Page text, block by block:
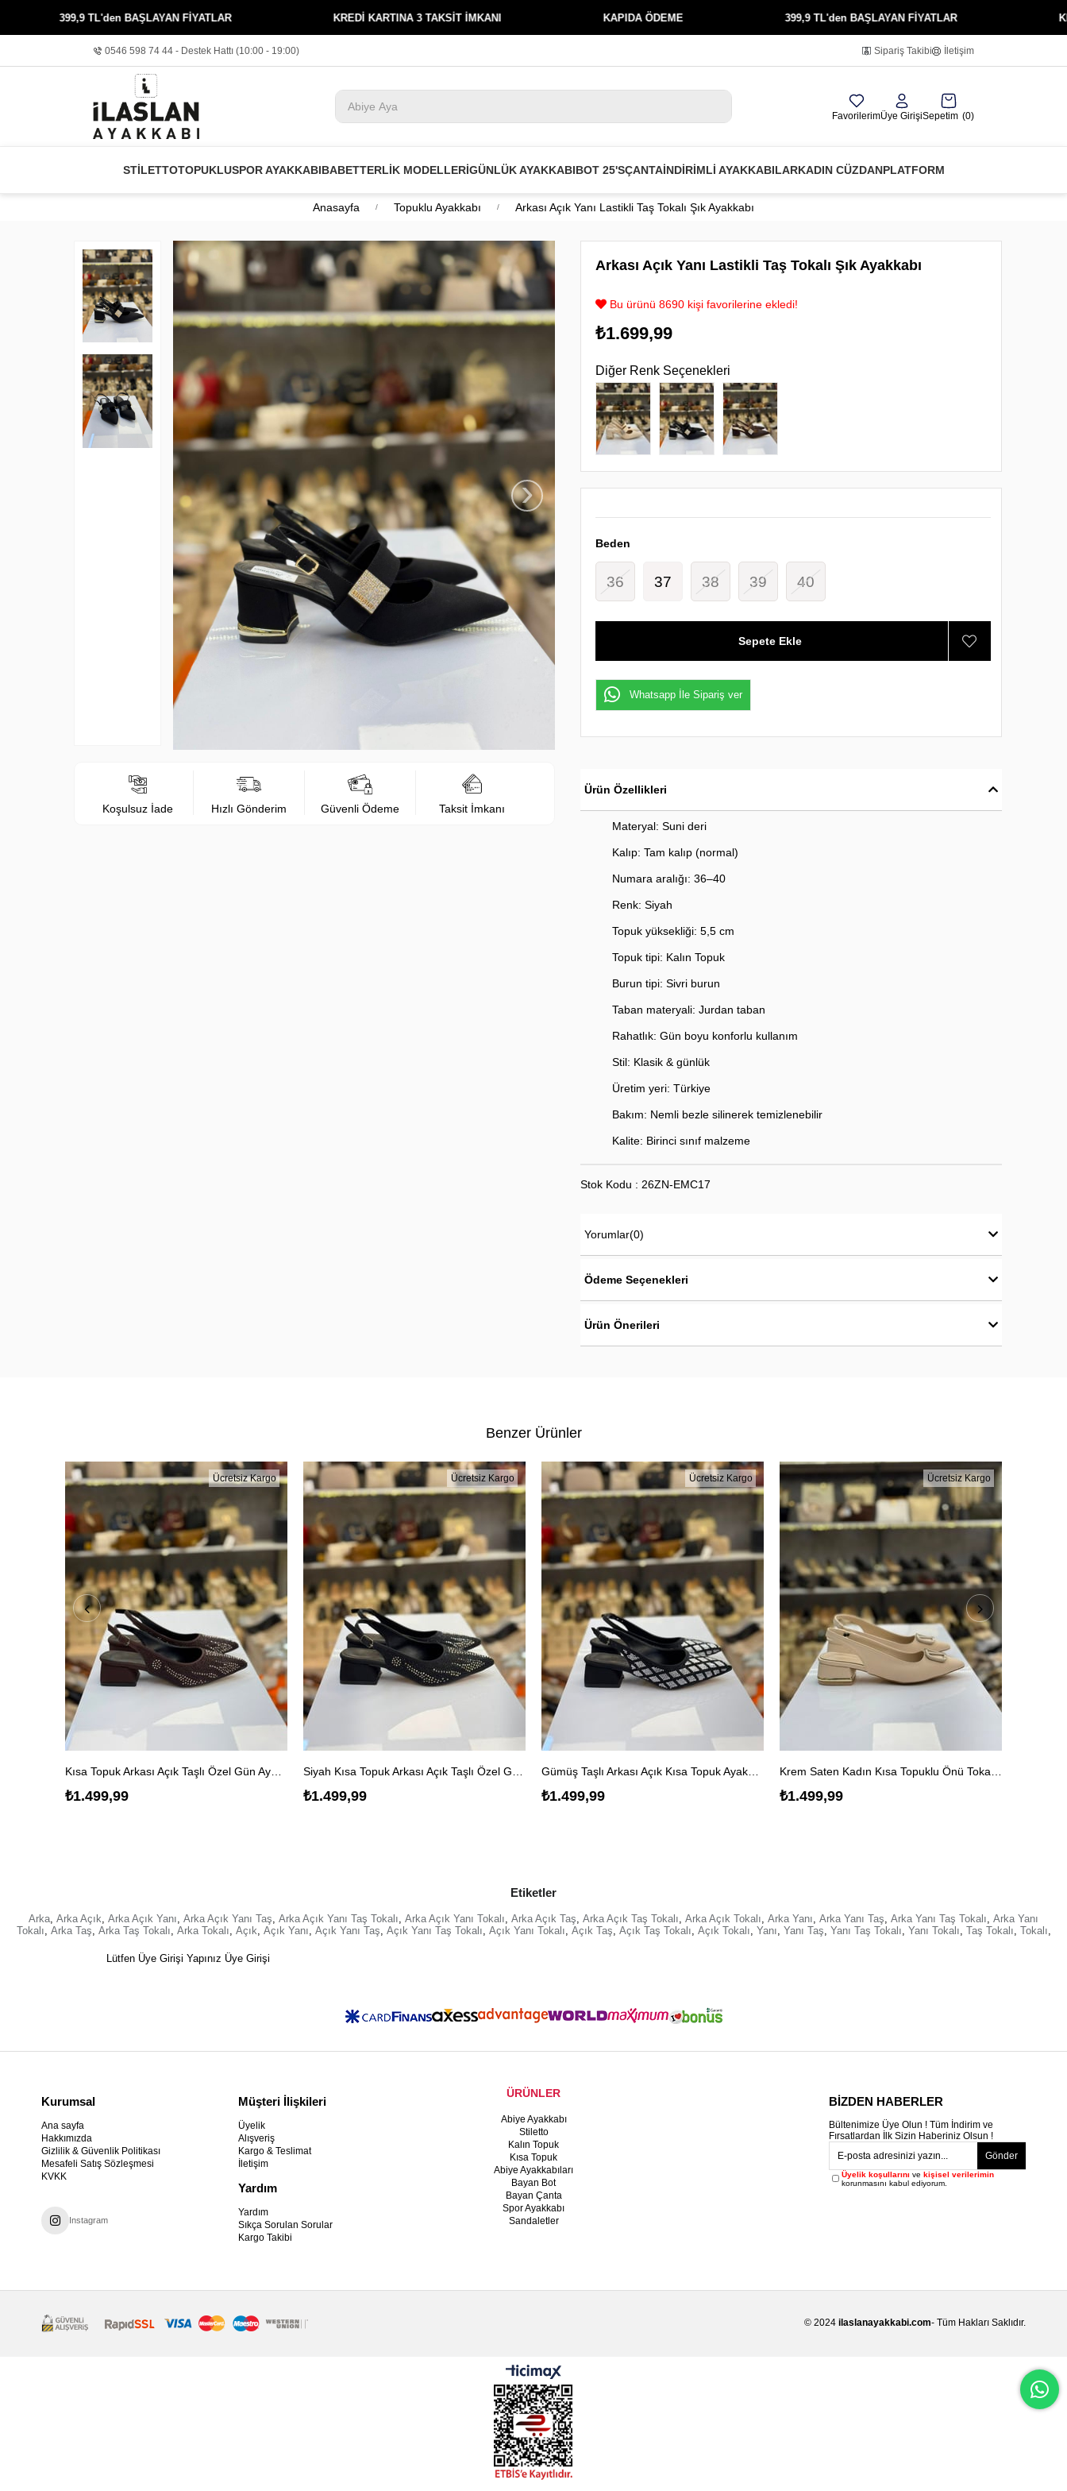
BAŞLAYAN FİYATLAR KREDİ KARTINA 3 TAKSİT İMKANI 399,9 TL'den BAŞLAYAN FİYATLAR KREDİ KARTINA
0546 598 74 44 - Destek Hattı (10:00 - 19:00) Sipariş Takibi İletişim
FavorilerimÜye GirişiSepetim 0
STİLETTOTOPUKLUSPOR AYAKKABIBABETTERLİK MODELLERİGÜNLÜK AYAKKABIBOT 25'SÇANTAİNDİRİMLİ AYAKKABILARKADIN CÜZDANPLATFORM
Anasayfa Topuklu Ayakkabı Arkası Açık Yanı Lastikli Taş Tokalı Şık Ayakkabı
›
Koşulsuz İade Hızlı Gönderim Güvenli Ödeme Taksit İmkanı
Arkası Açık Yanı Lastikli Taş Tokalı Şık Ayakkabı
Bu ürünü 8690 kişi favorilerine ekledi!
₺1.699,99
Diğer Renk Seçenekleri
Beden
36 37 38 39 40
Whatsapp İle Sipariş ver
Ürün Özellikleri
Materyal: Suni deri
Kalıp: Tam kalıp (normal)
Numara aralığı: 36–40
Renk: Siyah
Topuk yüksekliği: 5,5 cm
Topuk tipi: Kalın Topuk
Burun tipi: Sivri burun
Taban materyali: Jurdan taban
Rahatlık: Gün boyu konforlu kullanım
Stil: Klasik & günlük
Üretim yeri: Türkiye
Bakım: Nemli bezle silinerek temizlenebilir
Kalite: Birinci sınıf malzeme
Stok Kodu : 26ZN-EMC17
Yorumlar(0)
Ödeme Seçenekleri
Ürün Önerileri
Benzer Ürünler
₺1.499,99
Ücretsiz Kargo
₺1.499,99
Ücretsiz Kargo
₺1.499,99
Ücretsiz Kargo
₺1.499,99
Ücretsiz Kargo
Etiketler
Arka Arka Açık Arka Açık Yanı Arka Açık Yanı Taş Arka Açık Yanı Taş Tokalı Arka Açık Yanı Tokalı Arka Açık Taş Arka Açık Taş Tokalı Arka Açık Tokalı Arka Yanı Arka Yanı Taş Arka Yanı Taş Tokalı Arka Yanı
Tokalı Arka Taş Arka Taş Tokalı Arka Tokalı Açık Açık Yanı Açık Yanı Taş Açık Yanı Taş Tokalı Açık Yanı Tokalı Açık Taş Açık Taş Tokalı Açık Tokalı Yanı Yanı Taş Yanı Taş Tokalı Yanı Tokalı Taş Tokalı Tokalı
Lütfen Üye Girişi Yapınız Üye Girişi
Kurumsal
Ana sayfa
Hakkımızda
Gizlilik & Güvenlik Politikası
Mesafeli Satış Sözleşmesi
KVKK
Instagram
Müşteri İlişkileri
Üyelik
Alışveriş
Kargo & Teslimat
İletişim
Yardım
Yardım
Sıkça Sorulan Sorular
Kargo Takibi
ÜRÜNLER
Abiye Ayakkabı
Stiletto
Kalın Topuk
Kısa Topuk
Abiye Ayakkabıları
Bayan Bot
Bayan Çanta
Spor Ayakkabı
Sandaletler
BİZDEN HABERLER
Bültenimize Üye Olun ! Tüm İndirim ve
Fırsatlardan İlk Sizin Haberiniz Olsun !
Gönder
Üyelik koşullarını vekişisel verilerimin
korunmasını kabul ediyorum.
© 2024ilaslanayakkabi.com- Tüm Hakları Saklıdır.